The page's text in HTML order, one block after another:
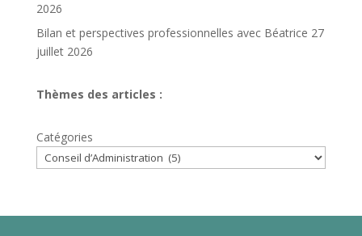
2026
Bilan et perspectives professionnelles avec Béatrice 27
juillet 2026
Thèmes des articles :
Catégories